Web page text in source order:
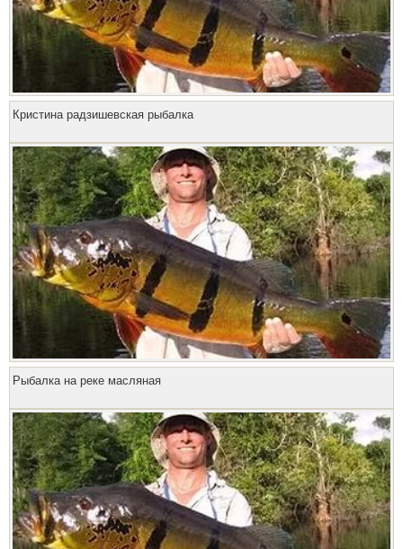
Кристина радзишевская рыбалка
Рыбалка на реке масляная